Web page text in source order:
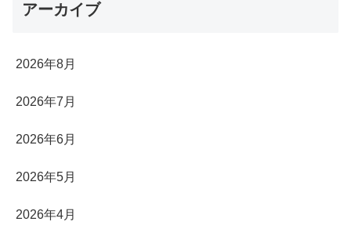
アーカイブ
2026年8月
2026年7月
2026年6月
2026年5月
2026年4月